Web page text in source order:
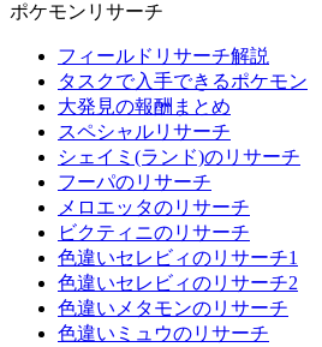
ポケモンリサーチ
フィールドリサーチ解説
タスクで入手できるポケモン
大発見の報酬まとめ
スペシャルリサーチ
シェイミ(ランド)のリサーチ
フーパのリサーチ
メロエッタのリサーチ
ビクティニのリサーチ
色違いセレビィのリサーチ1
色違いセレビィのリサーチ2
色違いメタモンのリサーチ
色違いミュウのリサーチ